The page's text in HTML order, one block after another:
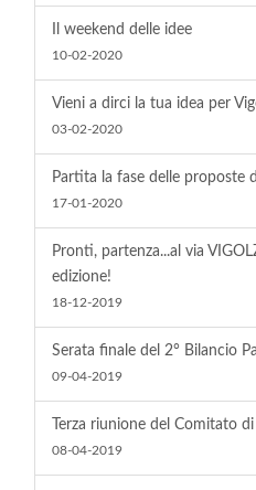
Il weekend delle idee
10-02-2020
Vieni a dirci la tua idea per
03-02-2020
Partita la fase delle proposte
17-01-2020
Pronti, partenza...al via
edizione!
18-12-2019
Serata finale del 2° Bilancio
09-04-2019
Terza riunione del Comitato
08-04-2019